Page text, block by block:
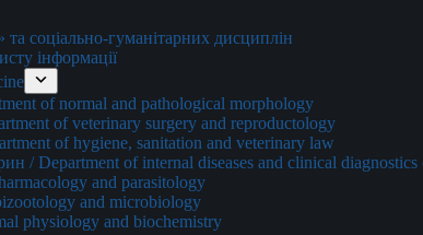
соціально-гуманітарних дисциплін
інформації
of normal and pathological morphology
of veterinary surgery and reproductology
of hygiene, sanitation and veterinary law
/ Department of internal diseases and clinical
and parasitology
and microbiology
physiology and biochemistry